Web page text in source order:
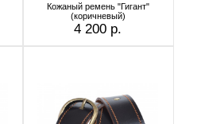
Кожаный ремень "Гигант"
(коричневый)
4 200 р.